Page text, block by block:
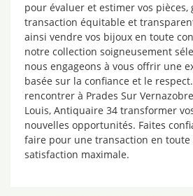
pour évaluer et estimer vos pièces,
transaction équitable et
ainsi vendre vos bijoux en toute
notre collection soigneusement
nous engageons à vous offrir une
basée sur la confiance et le
rencontrer à Prades Sur
Louis, Antiquaire 34 transformer
nouvelles opportunités. Faites
faire pour une transaction en toute
satisfaction maximale.